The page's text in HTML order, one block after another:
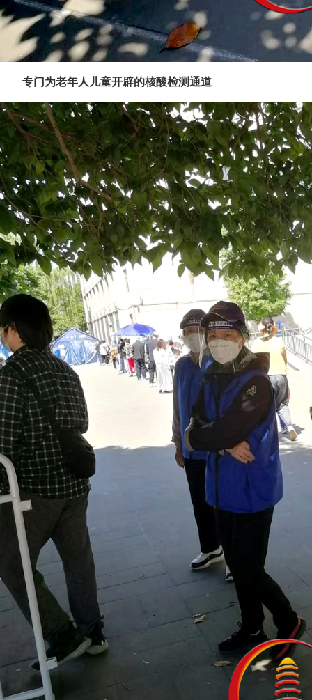
专门为老年人儿童开辟的核酸检测通道